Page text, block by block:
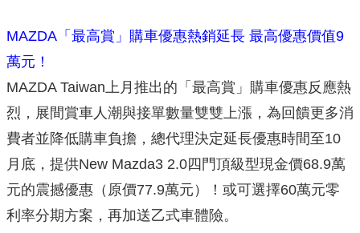
MAZDA「最高賞」購車優惠熱銷延長 最高優惠價值9
萬元！
MAZDA Taiwan上月推出的「最高賞」購車優惠反應熱
烈，展間賞車人潮與接單數量雙雙上漲，為回饋更多消
費者並降低購車負擔，總代理決定延長優惠時間至10
月底，提供New Mazda3 2.0四門頂級型現金價68.9萬
元的震撼優惠（原價77.9萬元）！或可選擇60萬元零
利率分期方案，再加送乙式車體險。